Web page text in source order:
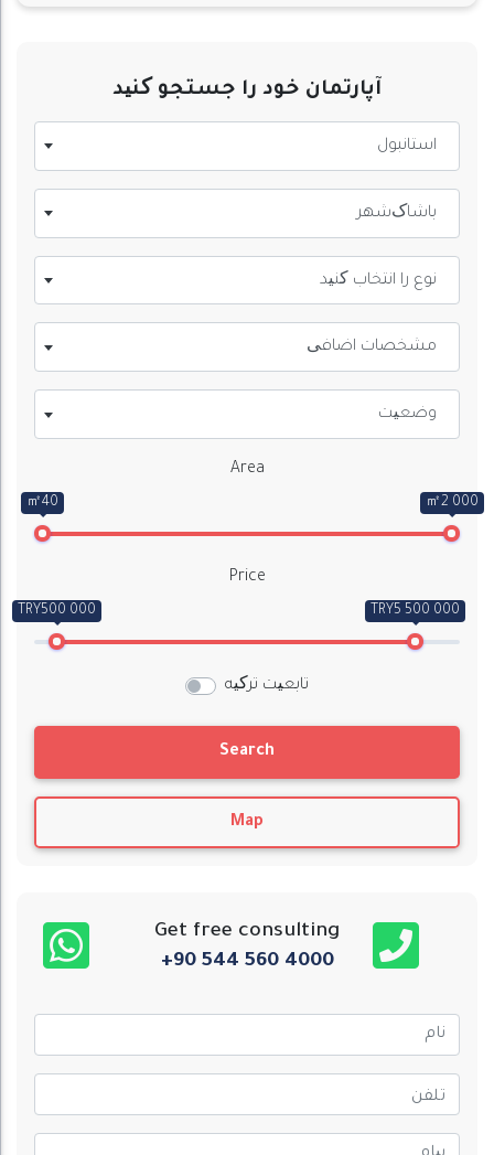
آپارتمان خود را جستجو کنید
استانبول
باشاک‌شهر
نوع را انتخاب کنید
مشخصات اضافی
وضعیت
Area
㎡40 ㎡2 000
Price
TRY500 000 TRY5 500 000
تابعیت ترکیه
Search
Map
Get free consulting
+90 544 560 4000